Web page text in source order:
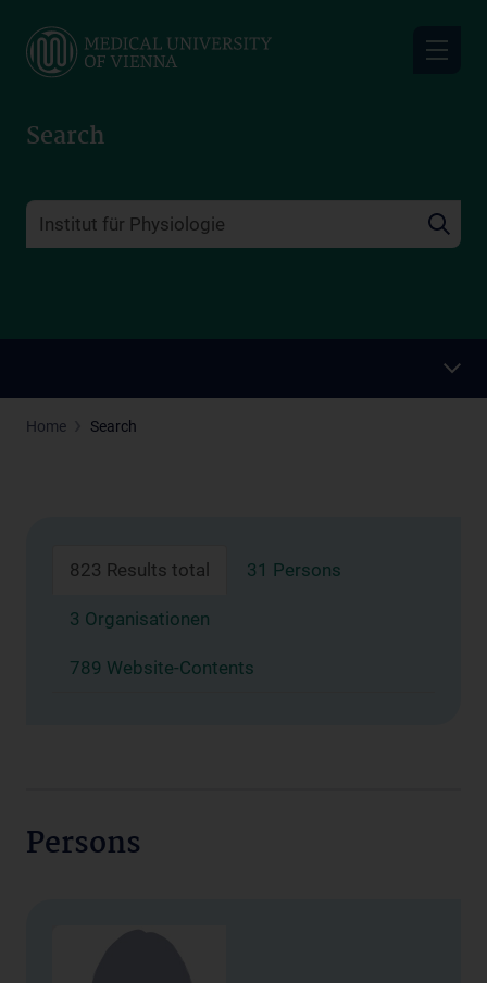
main
Search
Home Search
823 Results total 31 Persons
3 Organisationen
789 Website-Contents
Persons